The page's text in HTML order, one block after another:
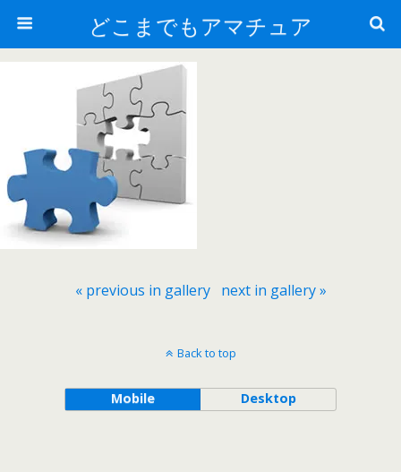
どこまでもアマチュア
« previous in gallery next in gallery »
Back to top
Mobile Desktop